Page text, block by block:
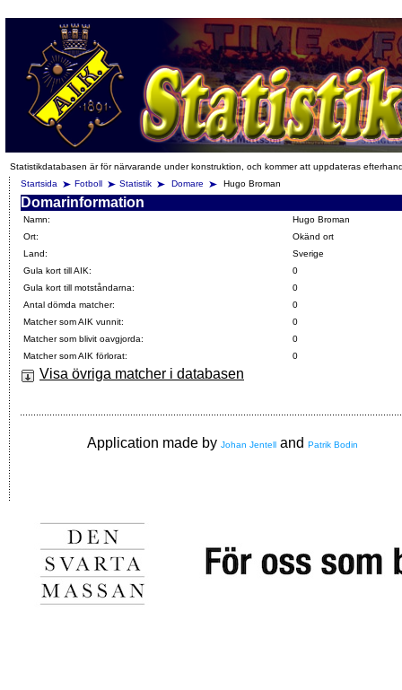
Statistikdatabasen är för närvarande under konstruktion, och kommer att uppdateras
Startsida
Fotboll Statistik Domare Hugo Broman
Domarinformation
Namn:
Hugo Broman
Ort:
Okänd ort
Land:
Sverige
Gula kort till AIK:
0
Gula kort till motståndarna:
0
Antal dömda matcher:
0
Matcher som AIK vunnit:
0
Matcher som blivit oavgjorda:
0
Matcher som AIK förlorat:
0
Visa övriga matcher i databasen
Application made by Johan Jentell and Patrik Bodin